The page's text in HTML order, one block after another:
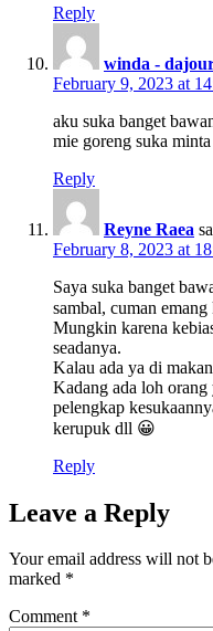
Reply
winda -
February 9, 2023 at
aku suka banget
mie goreng suka minta
Reply
Reyne Raea
February 8, 2023 at
Saya suka banget
sambal, cuman
Mungkin karena
seadanya.
Kalau ada ya di
Kadang ada loh orang
pelengkap
kerupuk dll 😀
Reply
Leave a Reply
Your email address will not
marked *
Comment *